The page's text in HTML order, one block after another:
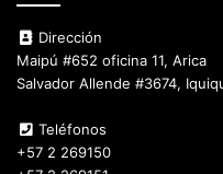
Dirección
Maipú #652 oficina 11, Arica
Salvador Allende #3674,
Teléfonos
+57 2 269150